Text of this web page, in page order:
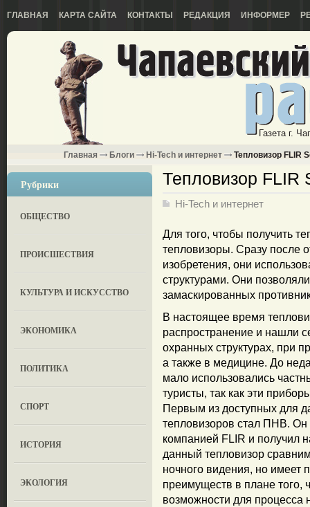
ГЛАВНАЯ КАРТА САЙТА КОНТАКТЫ РЕДАКЦИЯ ИНФОРМЕР
Газета г.
Главная Блоги Hi-Tech и интернет Тепловизор FLIR
Рубрики
ОБЩЕСТВО
ПРОИСШЕСТВИЯ
КУЛЬТУРА И ИСКУССТВО
ЭКОНОМИКА
ПОЛИТИКА
СПОРТ
ИСТОРИЯ
ЭКОЛОГИЯ
Тепловизор FLIR
Hi-Tech и интернет
Для того, чтобы получить
тепловизоры. Сразу после
изобретения, они
структурами. Они
замаскированных
В настоящее время
распространение и нашли
охранных структурах, при
а также в медицине. До
мало использовались
туристы, так как эти
Первым из доступных для
тепловизоров стал ПНВ. Он
компанией FLIR и получил
данный тепловизор
ночного видения, но имеет
преимуществ в плане того,
возможности для